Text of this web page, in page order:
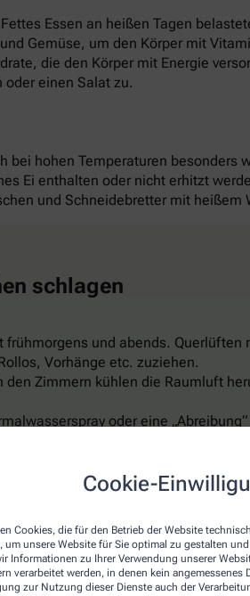
Cookie-
Cookies, die für den Betrieb der Website
um unsere Website für Sie optimal zu gestalten
Informationen zu Ihrer Verwendung unserer
verarbeitet werden, in denen kein
zur Nutzung dieser Dienste auch der
Essen an heißen Tagen
Gemüse, um den Körper mit
die den Körper mit Energie
oder einen Salat zu.
bei hohen Temperaturen
Ei enthalten oder nicht erhitzt
und Schneidebretter mit heißem
schlagen
und abends.
Vorhänge etc. zuziehen.
den Zimmern kühlen die Raumluft
oder eine
oder feuchte Umschläge auf Arme,
Beispiel aus Leinen, reflektiert
schon für rund 150 Euro.